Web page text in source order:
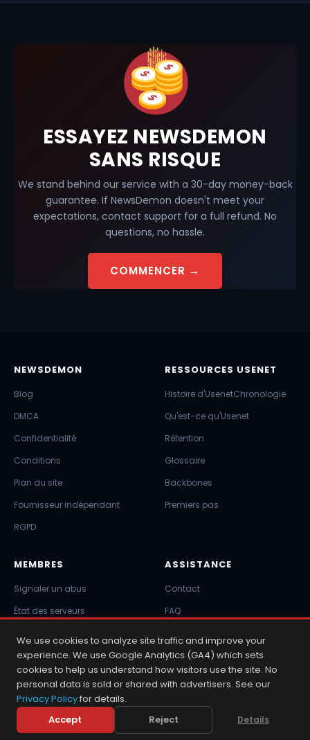
ESSAYEZ NEWSDEMON
SANS RISQUE
We stand behind our service with a 30-day money-back
guarantee. If NewsDemon doesn't meet your
expectations, contact support for a full refund. No
questions, no hassle.
COMMENCER →
NEWSDEMON
Blog
DMCA
Confidentialité
Conditions
Plan du site
Fournisseur indépendant
RGPD
RESSOURCES USENET
Histoire d'UsenetChronologie
Qu'est-ce qu'Usenet
Rétention
Glossaire
Backbones
Premiers pas
MEMBRES
Signaler un abus
État des serveurs
ASSISTANCE
Contact
FAQ
Choisir un fournisseur
2001 – 2026 © Copyright NewsDemon.com. NewsDemon® est une
marque de K&L Technologies, Inc.
We use cookies to analyze site traffic and improve your
experience. We use Google Analytics (GA4) which sets
cookies to help us understand how visitors use the site. No
personal data is sold or shared with advertisers. See our
Privacy Policyfor details.
Accept
Reject Details